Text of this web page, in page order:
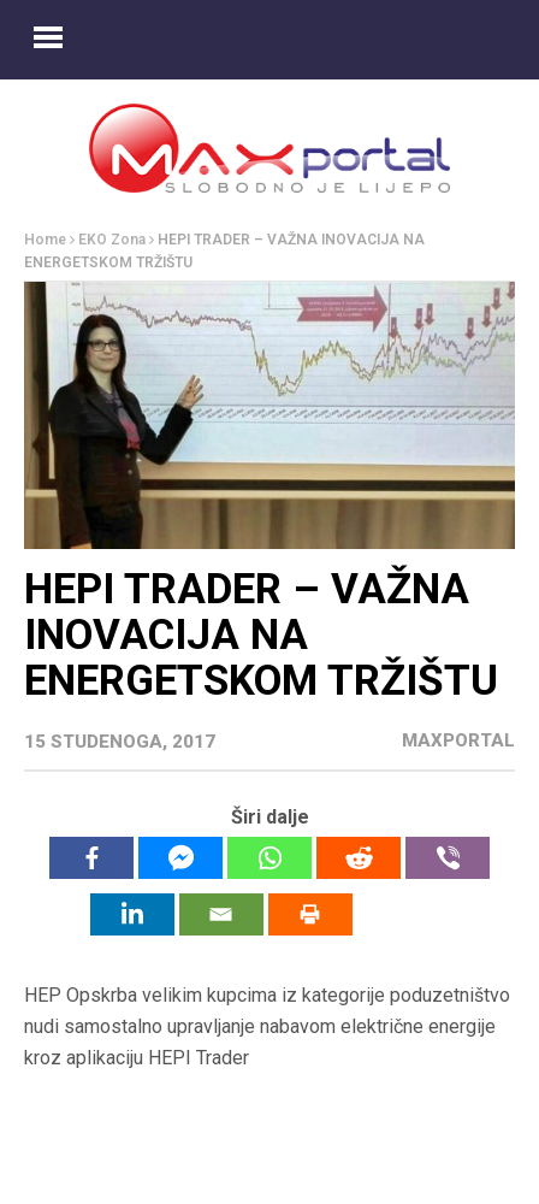
Home EKO Zona
HEPI TRADER – VAŽNA INOVACIJA NA
ENERGETSKOM TRŽIŠTU
HEPI TRADER – VAŽNA
INOVACIJA NA
ENERGETSKOM TRŽIŠTU
15 STUDENOGA, 2017 MAXPORTAL
Širi dalje
HEP Opskrba velikim kupcima iz kategorije poduzetništvo
nudi samostalno upravljanje nabavom električne energije
kroz aplikaciju HEPI Trader